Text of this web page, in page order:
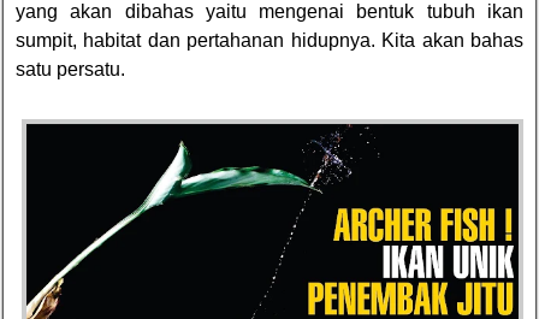
yang akan dibahas yaitu mengenai bentuk tubuh ikan
sumpit, habitat dan pertahanan hidupnya. Kita akan bahas
satu persatu.